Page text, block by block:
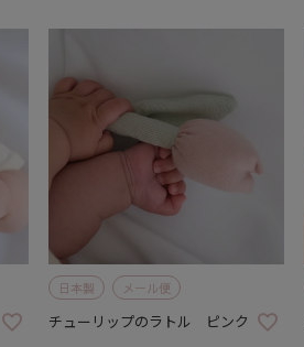
日本製 メール便
チューリップのラトル ピンク